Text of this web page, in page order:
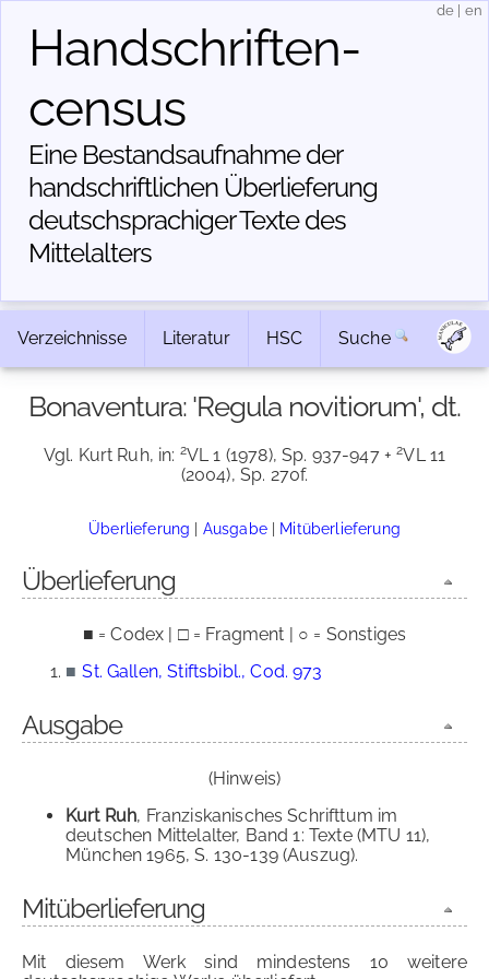
Handschriften­
census
Eine Bestandsaufnahme der
handschriftlichen Über­lieferung
deutschsprachiger Texte des
Mittelalters
de en
Verzeichnisse Literatur HSC Suche
Bonaventura: 'Regula novitiorum', dt.
Vgl. Kurt Ruh, in: 2VL 1 (1978), Sp. 937-947 +2VL 11
(2004), Sp. 270f.
Überlieferung | Ausgabe| Mitüberlieferung
Überlieferung
■ = Codex | □ = Fragment | ○ = Sonstiges
■ St. Gallen, Stiftsbibl., Cod. 973
Ausgabe
(Hinweis)
Kurt Ruh, Franziskanisches Schrifttum im
deutschen Mittelalter, Band 1: Texte (MTU 11),
München 1965, S. 130-139 (Auszug).
Mitüberlieferung
Mit diesem Werk sind mindestens 10 weitere